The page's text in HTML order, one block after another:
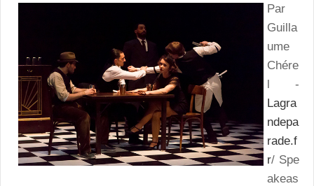
Par
Guilla
ume
Chére
l -
Lagra
ndepa
rade.f
r/ Spe
akeas